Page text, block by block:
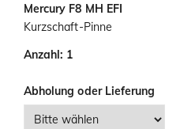
Mercury F8 MH EFI
Kurzschaft-Pinne
Anzahl: 1
Abholung oder Lieferung